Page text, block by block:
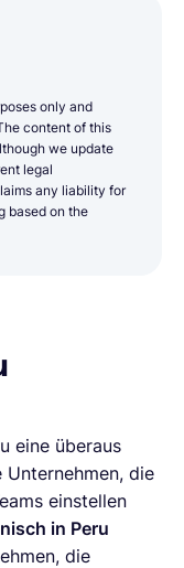
only and
content of this
we update
legal
any liability for
based on the
eine überaus
die
einstellen
in Peru
die